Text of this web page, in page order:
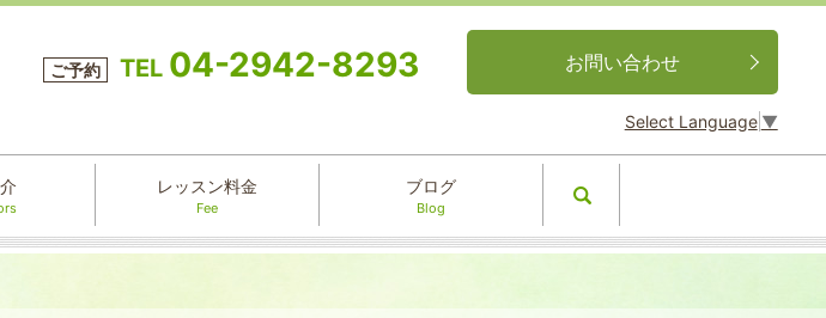
ご予約 TEL 04-2942-8293
Select Language ▼
レッスン料金
Fee
ブログ
Blog
お問い合わせ